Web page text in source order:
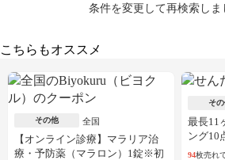
条件を変更して再検索しま
こちらもオススメ
その他 全国
【オンライン診療】マラリア治
療・予防薬（マラロン）1錠※初
そ
最長11
ング10
イルス
94枚売れ